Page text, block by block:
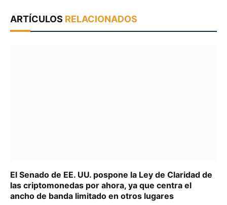
ARTÍCULOS RELACIONADOS
El Senado de EE. UU. pospone la Ley de Claridad de
las criptomonedas por ahora, ya que centra el
ancho de banda limitado en otros lugares